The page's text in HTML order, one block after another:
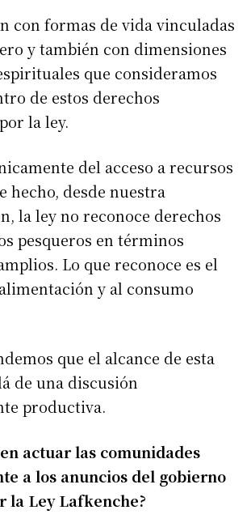
con formas de vida vinculadas
y también con dimensiones
que consideramos
de estos derechos
la ley.
del acceso a recursos
hecho, desde nuestra
la ley no reconoce derechos
pesqueros en términos
Lo que reconoce es el
y al consumo
que el alcance de esta
de una discusión
productiva.
actuar las comunidades
a los anuncios del gobierno
la Ley Lafkenche?